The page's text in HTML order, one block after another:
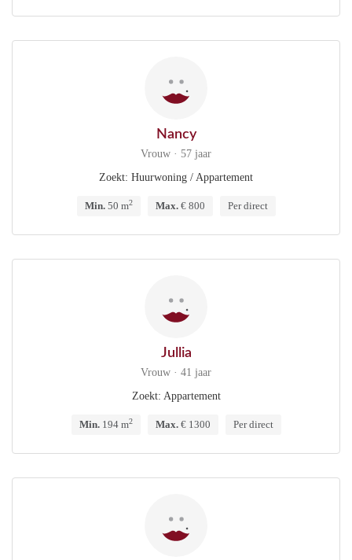
Nancy
Vrouw · 57 jaar
Zoekt: Huurwoning / Appartement
Min.50 m2 Max.€ 800 Per direct
Jullia
Vrouw · 41 jaar
Zoekt: Appartement
Min.194 m2 Max.€ 1300 Per direct